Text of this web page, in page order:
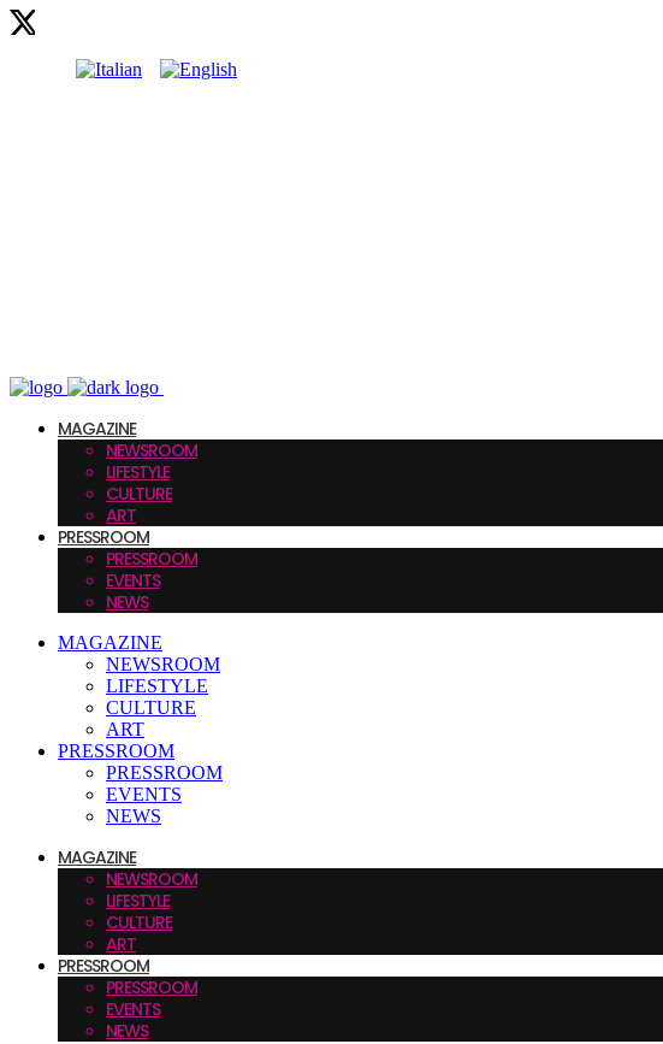
MAGAZINE
NEWSROOM
LIFESTYLE
CULTURE
ART
PRESSROOM
PRESSROOM
EVENTS
NEWS
MAGAZINE
NEWSROOM
LIFESTYLE
CULTURE
ART
PRESSROOM
PRESSROOM
EVENTS
NEWS
MAGAZINE
NEWSROOM
LIFESTYLE
CULTURE
ART
PRESSROOM
PRESSROOM
EVENTS
NEWS